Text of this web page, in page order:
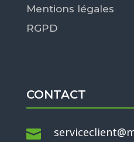
Mentions légales
RGPD
CONTACT
